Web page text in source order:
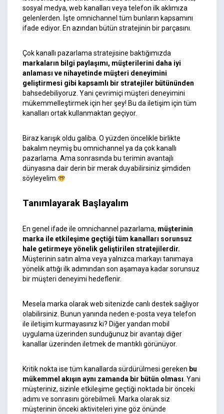
sosyal medya, web kanalları veya telefon ilk aklımıza
gelenlerden. İşte omnichannel tüm bunların kapsamını
ifade ediyor. En azından bütün stratejinin bir parçasını.
Çok kanallı pazarlama stratejisine baktığımızda
markaların bilgi paylaşımı, müşterilerini daha iyi
anlaması ve nihayetinde müşteri deneyimini
geliştirmesi gibi kapsamlı bir stratejiler bütününden
bahsedebiliyoruz. Yani çevrimiçi müşteri deneyimini
mükemmelleştirmek için her şey! Bu da iletişim için tüm
kanalları ortak kullanmaktan geçiyor.
Biraz karışık oldu galiba. O yüzden öncelikle birlikte
bakalım neymiş bu omnichannel ya da çok kanallı
pazarlama. Ama sonrasında bu terimin avantajlı
dünyasına dair derin bir merak duyabilirsiniz şimdiden
söyleyelim.
Tanımlayarak Başlayalım
En genel ifade ile omnichannel pazarlama, müşterinin
marka ile etkileşime geçtiği tüm kanalları sorunsuz
hale getirmeye yönelik geliştirilen stratejilerdir.
Müşterinin satın alma veya yalnızca markayı tanımaya
yönelik attığı ilk adımından son aşamaya kadar sorunsuz
bir müşteri deneyimi hedeflenir.
Mesela marka olarak web sitenizde canlı destek sağlıyor
olabilirsiniz. Bunun yanında neden e-posta veya telefon
ile iletişim kurmayasınız ki? Diğer yandan mobil
uygulama üzerinden sunduğunuz bir avantajı diğer
kanallar üzerinden iletmek de mantıklı görünüyor.
Kritik nokta ise tüm kanallarda sürdürülmesi gereken bu
mükemmel akışın aynı zamanda bir bütün olması . Yani
müşteriniz, sizinle etkileşime geçtiği noktada bir önceki
adımı ve sonrasını görebilmeli. Marka olarak siz
müşterinin önceki aktiviteleri yine göz önünde